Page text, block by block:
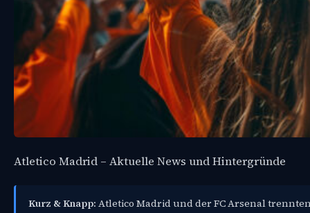
Atletico Madrid – Aktuelle News und Hintergründe
Kurz & Knapp: Atletico Madrid und der FC Arsenal